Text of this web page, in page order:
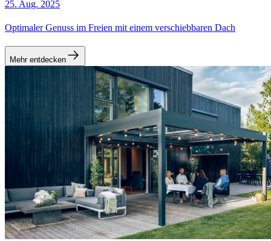
25. Aug. 2025
Optimaler Genuss im Freien mit einem verschiebbaren Dach
Mehr entdecken